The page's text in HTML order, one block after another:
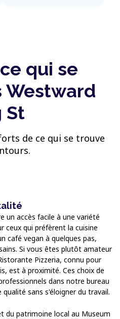
qui se
Westward
St
de ce qui se trouve
un accès facile à une variété
ceux qui préfèrent la cuisine
café vegan à quelques pas,
Si vous êtes plutôt amateur
Pizzeria, connu pour
est à proximité. Ces choix de
dans notre bureau
sans s'éloigner du travail.
du patrimoine local au Museum